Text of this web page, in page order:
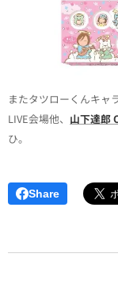
またタツローくんキャ
LIVE会場他、 山下達郎
ひ。
Share